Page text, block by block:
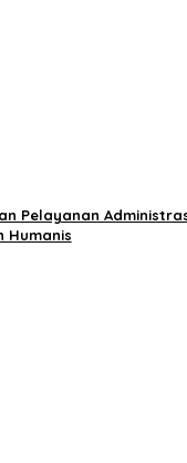
Pelayanan
Humanis